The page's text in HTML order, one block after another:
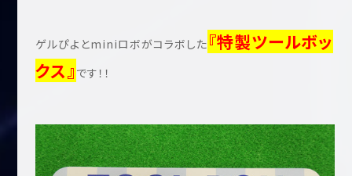
ゲルぴよとminiロボがコラボした 『特製ツールボッ
クス』 です！！